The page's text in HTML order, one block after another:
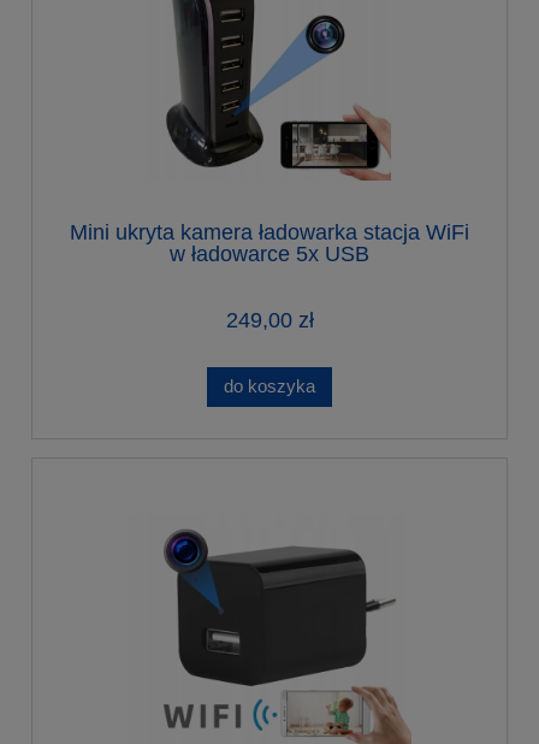
Mini ukryta kamera ładowarka stacja WiFi
w ładowarce 5x USB
249,00 zł
do koszyka